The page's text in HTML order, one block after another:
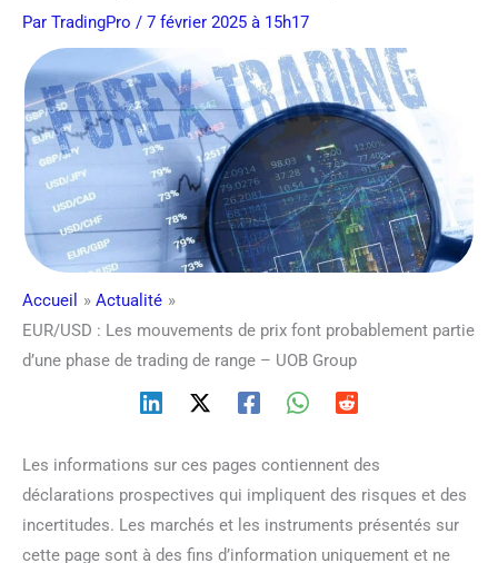
Par TradingPro / 7 février 2025 à 15h17
Accueil
Actualité
EUR/USD : Les mouvements de prix font probablement partie
d’une phase de trading de range – UOB Group
Les informations sur ces pages contiennent des
déclarations prospectives qui impliquent des risques et des
incertitudes. Les marchés et les instruments présentés sur
cette page sont à des fins d’information uniquement et ne